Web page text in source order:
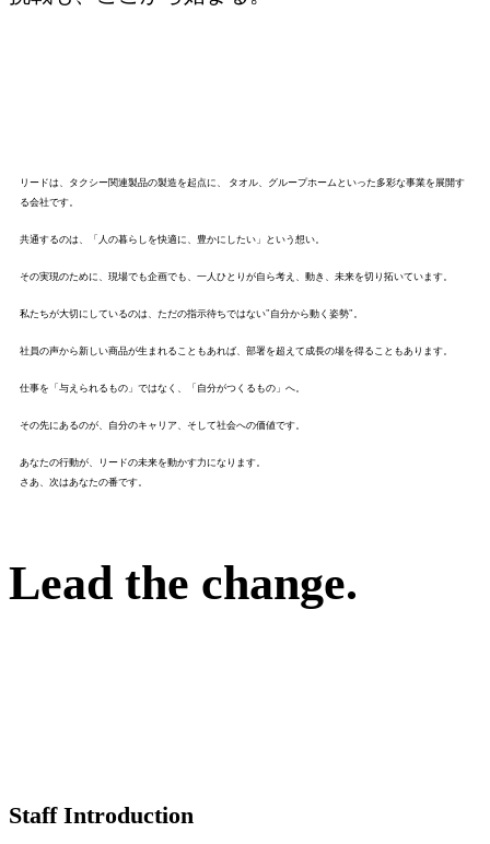
リードは、タクシー関連製品の製造を起点に、 タオル、グループホームといった多彩な事業を展開す
る会社です。
共通するのは、「人の暮らしを快適に、豊かにしたい」という想い。
その実現のために、現場でも企画でも、一人ひとりが自ら考え、動き、未来を切り拓いています。
私たちが大切にしているのは、ただの指示待ちではない"自分から動く姿勢"。
社員の声から新しい商品が生まれることもあれば、部署を超えて成長の場を得ることもあります。
仕事を「与えられるもの」ではなく、「自分がつくるもの」へ。
その先にあるのが、自分のキャリア、そして社会への価値です。
あなたの行動が、リードの未来を動かす力になります。
さあ、次はあなたの番です。
Lead the change.
Staff Introduction